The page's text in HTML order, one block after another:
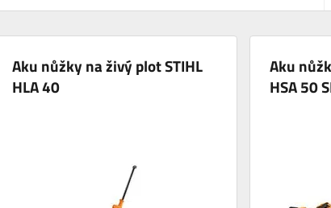
Aku nůžky na živý plot STIHL
HLA 40
Aku
HSA 50